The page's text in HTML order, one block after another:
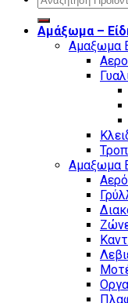
Αμάξωμα –
Αμαξωμα
Αμαξωμα